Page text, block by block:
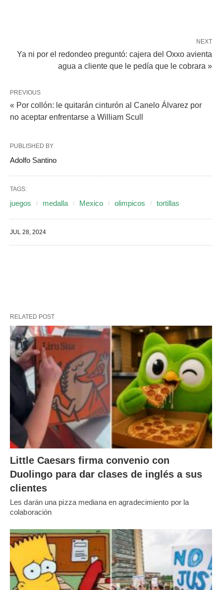
NEXT
Ya ni por el redondeo preguntó: cajera del Oxxo avienta
agua a cliente que le pedía que le cobrara »
PREVIOUS
« Por collón: le quitarán cinturón al Canelo Álvarez por
no aceptar enfrentarse a William Scull
PUBLISHED BY
Adolfo Santino
TAGS:
juegos medalla Mexico olimpicos tortillas
JUL 28, 2024
RELATED POST
Little Caesars firma convenio con
Duolingo para dar clases de inglés a sus
clientes
Les darán una pizza mediana en agradecimiento por la
colaboración